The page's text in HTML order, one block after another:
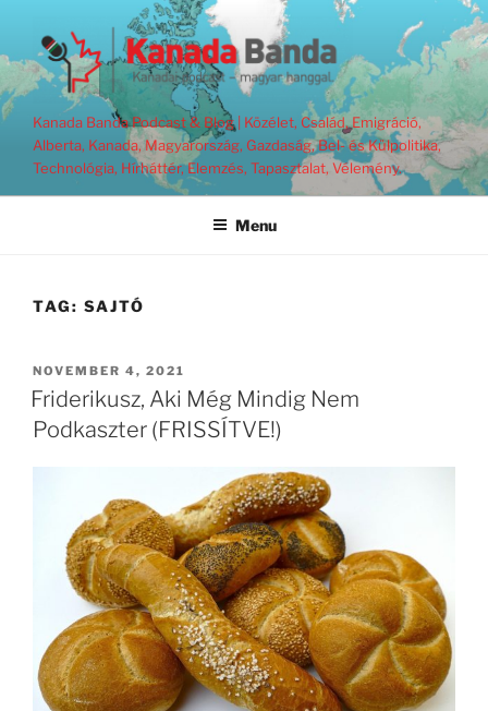
content
Kanada Banda Podcast & Blog | Közélet, Család, Emigráció,
Alberta, Kanada, Magyarország, Gazdaság, Bel- és Külpolitika,
Technológia, Hírháttér, Elemzés, Tapasztalat, Vélemény.
Menu
TAG: SAJTÓ
POSTED
ON
NOVEMBER 4, 2021
Friderikusz, Aki Még Mindig Nem
Podkaszter (FRISSÍTVE!)